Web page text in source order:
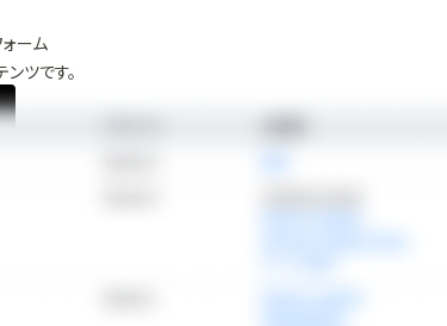
ーム
ンツです。